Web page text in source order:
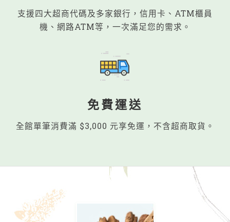
支援四大超商代碼及多家銀行，信用卡、ATM櫃員
機、網路ATM等，一次滿足您的需求。
免費運送
全館單筆消費滿 $3,000 元享免運，不含超商取貨。